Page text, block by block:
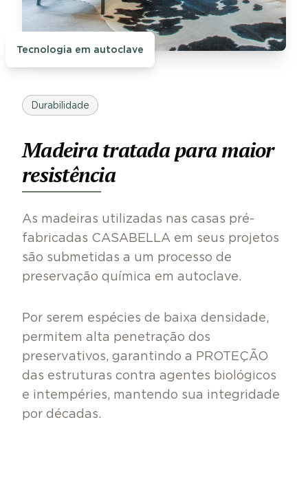
Durabilidade
Madeira tratada para maior
resistência
As madeiras utilizadas nas casas pré-
fabricadas CASABELLA em seus projetos
são submetidas a um processo de
preservação química em autoclave.
Por serem espécies de baixa densidade,
permitem alta penetração dos
preservativos, garantindo a PROTEÇÃO
das estruturas contra agentes biológicos
e intempéries, mantendo sua integridade
por décadas.
Tecnologia em autoclave